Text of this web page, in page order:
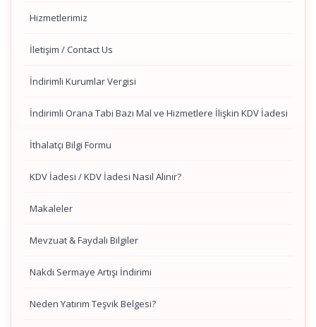
Hizmetlerimiz
İletişim / Contact Us
İndirimli Kurumlar Vergisi
İndirimli Orana Tabi Bazı Mal ve Hizmetlere İlişkin KDV İadesi
İthalatçı Bilgi Formu
KDV İadesi / KDV İadesi Nasıl Alınır?
Makaleler
Mevzuat & Faydalı Bilgiler
Nakdi Sermaye Artışı İndirimi
Neden Yatırım Teşvik Belgesi?